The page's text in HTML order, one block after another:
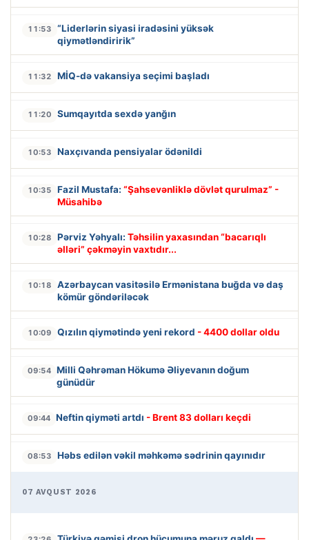
11:53
“Liderlərin siyasi iradəsini yüksək
qiymətləndiririk”
11:32 MİQ-də vakansiya seçimi başladı
11:20 Sumqayıtda sexdə yanğın
10:53 Naxçıvanda pensiyalar ödənildi
10:35 Fazil Mustafa: “Şahsevənliklə dövlət qurulmaz” -
Müsahibə
10:28 Pərviz Yəhyalı: Təhsilin yaxasından “bacarıqlı
əlləri” çəkməyin vaxtıdır...
10:18
Azərbaycan vasitəsilə Ermənistana buğda və daş
kömür göndəriləcək
10:09 Qızılın qiymətində yeni rekord - 4400 dollar oldu
09:54 Milli Qəhrəman Hökumə Əliyevanın doğum
günüdür
09:44 Neftin qiyməti artdı - Brent 83 dolları keçdi
08:53 Həbs edilən vəkil məhkəmə sədrinin qayınıdır
07 AVQUST 2026